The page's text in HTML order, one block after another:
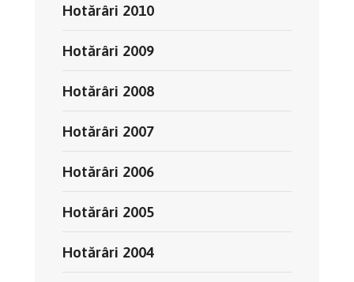
Hotărâri 2010
Hotărâri 2009
Hotărâri 2008
Hotărâri 2007
Hotărâri 2006
Hotărâri 2005
Hotărâri 2004